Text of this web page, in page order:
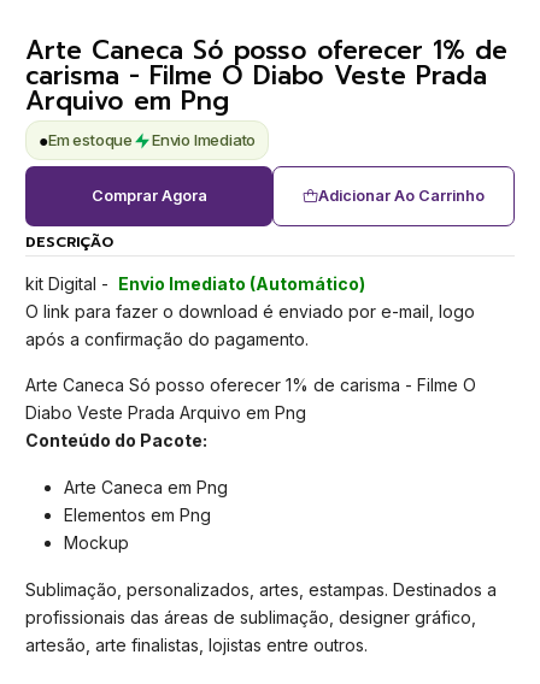
Arte Caneca Só posso oferecer 1% de
carisma - Filme O Diabo Veste Prada
Arquivo em Png
●Em estoque Envio Imediato
Adicionar Ao Carrinho
Comprar Agora
DESCRIÇÃO
kit Digital - Envio Imediato (Automático)
O link para fazer o download é enviado por e-mail, logo
após a confirmação do pagamento.
Arte Caneca Só posso oferecer 1% de carisma - Filme O
Diabo Veste Prada Arquivo em Png
Conteúdo do Pacote:
Arte Caneca em Png
Elementos em Png
Mockup
Sublimação, personalizados, artes, estampas. Destinados a
profissionais das áreas de sublimação, designer gráfico,
artesão, arte finalistas, lojistas entre outros.